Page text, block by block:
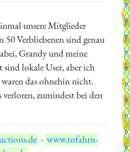
unsere Mitglieder
50 Verbliebenen sind genau
Grandy und meine
sind lokale User, aber ich
das ohnehin nicht.
zumindest bei den
- www.tofahrn-